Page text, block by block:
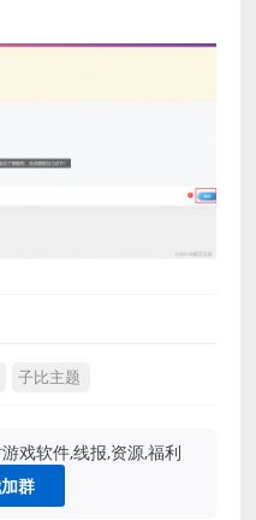
子比主题
戏软件,线报,资源,福利
群